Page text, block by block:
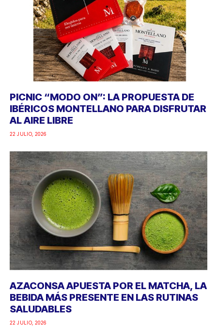
PICNIC “MODO ON”: LA PROPUESTA DE
IBÉRICOS MONTELLANO PARA DISFRUTAR
AL AIRE LIBRE
22 JULIO, 2026
AZACONSA APUESTA POR EL MATCHA, LA
BEBIDA MÁS PRESENTE EN LAS RUTINAS
SALUDABLES
22 JULIO, 2026